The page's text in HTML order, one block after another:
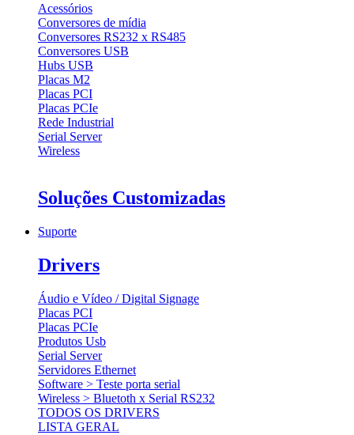
Acessórios
Conversores de mídia
Conversores RS232 x RS485
Conversores USB
Hubs USB
Placas M2
Placas PCI
Placas PCIe
Rede Industrial
Serial Server
Wireless
Soluções Customizadas
Suporte
Drivers
Áudio e Vídeo / Digital Signage
Placas PCI
Placas PCIe
Produtos Usb
Serial Server
Servidores Ethernet
Software > Teste porta serial
Wireless > Bluetoth x Serial RS232
TODOS OS DRIVERS
LISTA GERAL